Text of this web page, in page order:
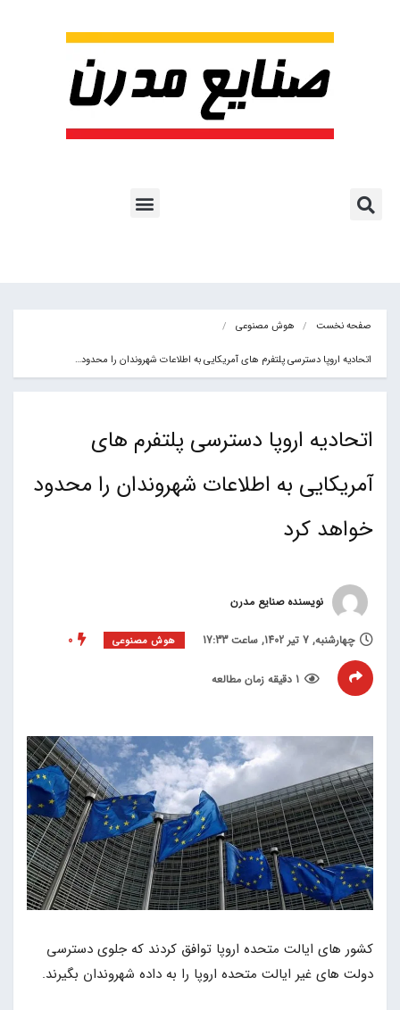
صفحه نخست هوش مصنوعی
اتحادیه اروپا دسترسی پلتفرم های آمریکایی به اطلاعات شهروندان را محدود…
اتحادیه اروپا دسترسی پلتفرم های
آمریکایی به اطلاعات شهروندان را محدود
خواهد کرد
نویسنده صنایع مدرن
چهارشنبه, 7 تیر 1402, ساعت 17:33 هوش مصنوعی 0
1 دقیقه زمان مطالعه
کشور های ایالت متحده اروپا توافق کردند که جلوی دسترسی
دولت های غیر ایالت متحده اروپا را به داده شهروندان بگیرند.